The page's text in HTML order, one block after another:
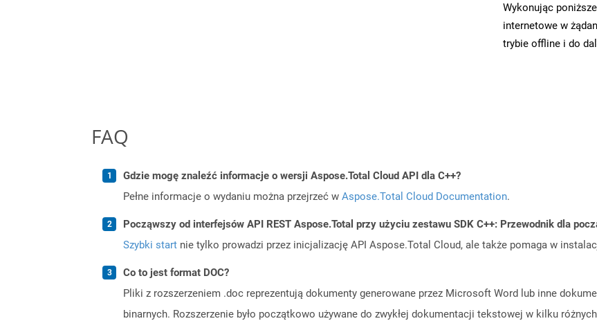
Wykonując
internetowe w
trybie offline i do
FAQ
Gdzie mogę znaleźć informacje o wersji Aspose.Total Cloud API dla C++?
Pełne informacje o wydaniu można przejrzeć w Aspose.Total Cloud Documentation.
Począwszy od interfejsów API REST Aspose.Total przy użyciu zestawu SDK C++: Przewodnik dla
Szybki start nie tylko prowadzi przez inicjalizację API Aspose.Total Cloud, ale także pomaga w
Co to jest format DOC?
Pliki z rozszerzeniem .doc reprezentują dokumenty generowane przez Microsoft Word lub inne
binarnych. Rozszerzenie było początkowo używane do zwykłej dokumentacji tekstowej w kilku